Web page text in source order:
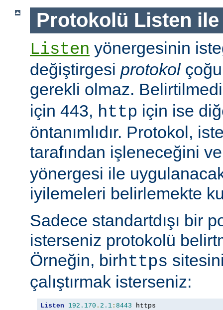
Protokolü Listen
Listen yönergesinin
değiştirgesi protokolçoğu
gerekli olmaz.
için 443, http için ise
öntanımlıdır. Protokol,
tarafından işleneceğini
yönergesi ile
iyilemeleri belirlemekte
Sadece standartdışı bir
isterseniz protokolü
Örneğin, birhttps
çalıştırmak isterseniz:
Listen 192.170 . 2.1 : 8443 https